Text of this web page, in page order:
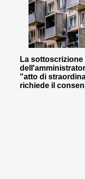
La
"atto di
richiede il